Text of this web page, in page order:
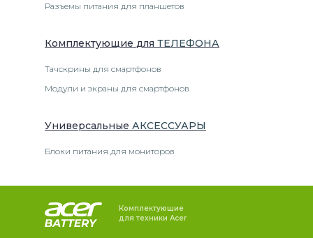
Разъемы питания для планшетов
Комплектующие для ТЕЛЕФОНА
Тачскрины для смартфонов
Модули и экраны для смартфонов
Универсальные АКСЕССУАРЫ
Блоки питания для мониторов
Комплектующие
для техники Acer